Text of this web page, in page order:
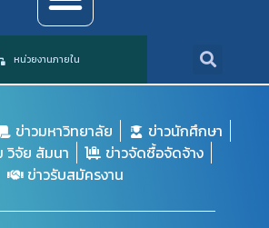
หน่วยงานภายใน
ข่าวมหาวิทยาลัย
ข่าวนักศึกษา
วิจัย สัมนา
ข่าวจัดซื้อจัดจ้าง
ข่าวรับสมัครงาน